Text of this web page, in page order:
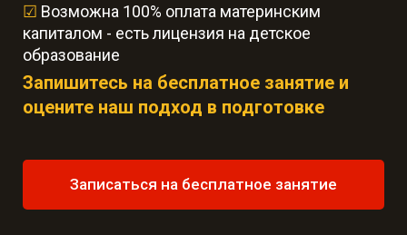
☑ Возможна 100% оплата материнским
капиталом - есть лицензия на детское
образование
Запишитесь на бесплатное занятие и
оцените наш подход в подготовке
Записаться на бесплатное занятие